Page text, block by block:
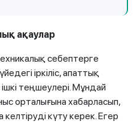
ақаулар
себептерге
іркіліс, апаттық
теңшеулері. Мұндай
орталығына хабарласып,
келтіруді күту керек. Егер